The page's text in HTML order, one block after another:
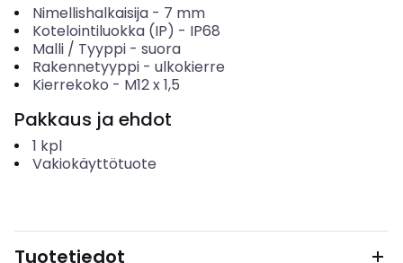
Nimellishalkaisija- 7 mm
Kotelointiluokka (IP) - IP68
Malli / Tyyppi- suora
Rakennetyyppi- ulkokierre
Kierrekoko - M12 x 1,5
Pakkaus ja ehdot
1 kpl
Vakiokäyttötuote
Tuotetiedot